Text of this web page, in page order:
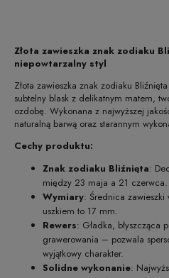
Złota zawieszka znak zodiaku
niepowtarzalny styl
Złota zawieszka znak zodiaku
subtelny blask z delikatnym matem,
ozdobę. Wykonana z najwyższej
naturalną barwą oraz starannym
Cechy produktu:
Znak zodiaku Bliźnięta:
między 23 maja a 21 czerwca.
Wymiary: Średnica zawieszki
uszkiem to 17 mm.
Rewers: Gładka, błyszcząca
grawerowania – pozwala
wyjątkowy charakter.
Solidne wykonanie: